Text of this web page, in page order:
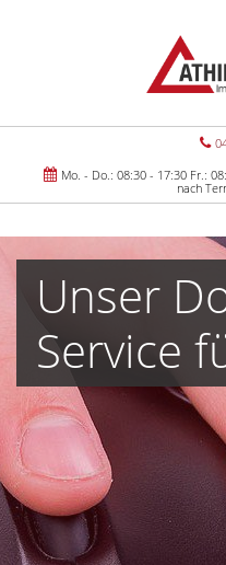
Mo. - Do.: 08:30 - 17:30 Fr.:
nach
Unser
Service